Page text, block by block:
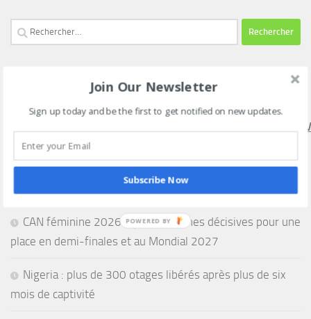
Rechercher :
SUIVEZ NOUS SUR NOTRE CHAINE WHATSAPP VIA CE
LIEN
HTTPS://WHATSAPP.COM/CHANNEL/
CAN féminine 2026 : quatre affiches décisives pour une
place en demi-finales et au Mondial 2027
Nigeria : plus de 300 otages libérés après plus de six
mois de captivité
Join Our Newsletter
Sign up today and be the first to get notified on new updates.
Subscribe Now